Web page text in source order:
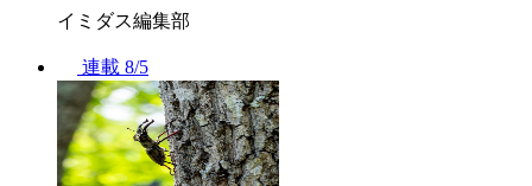
イミダス編集部
連載 8/5